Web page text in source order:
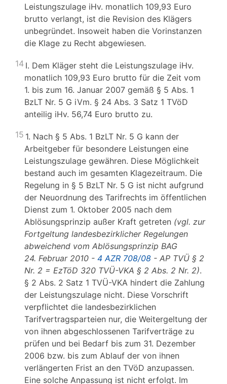
Leistungszulage iHv. monatlich 109,93 Euro
brutto verlangt, ist die Revision des Klägers
unbegründet. Insoweit haben die Vorinstanzen
die Klage zu Recht abgewiesen.
14 I. Dem Kläger steht die Leistungszulage iHv.
monatlich 109,93 Euro brutto für die Zeit vom
1. bis zum 16. Januar 2007 gemäß § 5 Abs. 1
BzLT Nr. 5 G iVm. § 24 Abs. 3 Satz 1 TVöD
anteilig iHv. 56,74 Euro brutto zu.
15 1. Nach § 5 Abs. 1 BzLT Nr. 5 G kann der
Arbeitgeber für besondere Leistungen eine
Leistungszulage gewähren. Diese Möglichkeit
bestand auch im gesamten Klagezeitraum. Die
Regelung in § 5 BzLT Nr. 5 G ist nicht aufgrund
der Neuordnung des Tarifrechts im öffentlichen
Dienst zum 1. Oktober 2005 nach dem
Ablösungsprinzip außer Kraft getreten (vgl. zur
Fortgeltung landesbezirklicher Regelungen
abweichend vom Ablösungsprinzip BAG
24. Februar 2010 - 4 AZR 708/08 - AP TVÜ § 2
Nr. 2 = EzTöD 320 TVÜ-VKA § 2 Abs. 2 Nr. 2).
§ 2 Abs. 2 Satz 1 TVÜ-VKA hindert die Zahlung
der Leistungszulage nicht. Diese Vorschrift
verpflichtet die landesbezirklichen
Tarifvertragsparteien nur, die Weitergeltung der
von ihnen abgeschlossenen Tarifverträge zu
prüfen und bei Bedarf bis zum 31. Dezember
2006 bzw. bis zum Ablauf der von ihnen
verlängerten Frist an den TVöD anzupassen.
Eine solche Anpassung ist nicht erfolgt. Im